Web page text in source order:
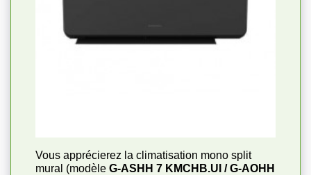
Vous apprécierez la climatisation mono split
mural (modèle G-ASHH 7 KMCHB.UI / G-AOHH